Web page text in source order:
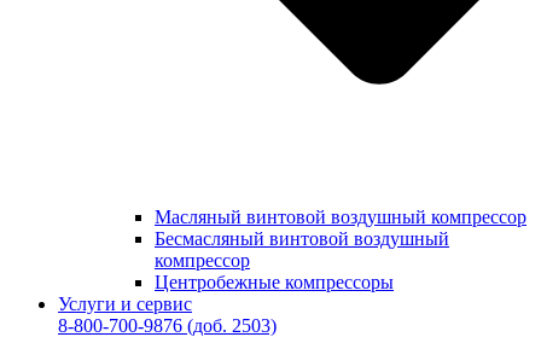
Масляный винтовой воздушный компрессор
Бесмасляный винтовой воздушный
компрессор
Центробежные компрессоры
Услуги и сервис
8-800-700-9876 (доб. 2503)